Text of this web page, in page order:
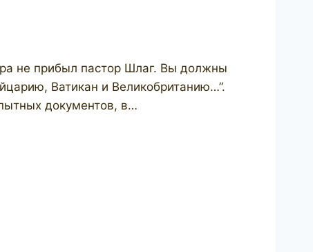
не прибыл пастор Шлаг. Вы должны
Ватикан и Великобританию…”.
документов, в…